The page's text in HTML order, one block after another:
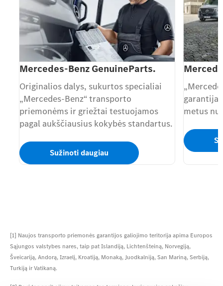
Mercedes-Benz GenuineParts.
Originalios dalys, sukurtos specialiai
„Mercedes-Benz“ transporto
priemonėms ir griežtai testuojamos
pagal aukščiausius kokybės standartus.
Sužinoti daugiau
garantija
metus
[1] Naujos transporto priemonės garantijos galiojimo teritorija apima Europos
Sąjungos valstybes nares, taip pat Islandiją, Lichtenšteiną, Norvegiją,
Šveicariją, Andorą, Izraelį, Kroatiją, Monaką, Juodkalniją, San Mariną, Serbiją,
Turkiją ir Vatikaną.